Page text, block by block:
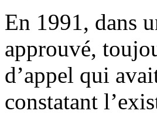
En 1991, dans
approuvé,
d’appel qui
constatant